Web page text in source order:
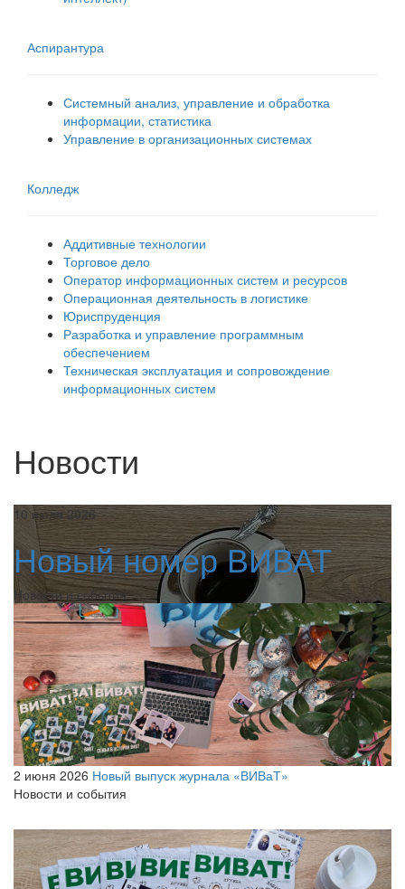
Аспирантура
Системный анализ, управление и обработка
информации, статистика
Управление в организационных системах
Колледж
Аддитивные технологии
Торговое дело
Оператор информационных систем и ресурсов
Операционная деятельность в логистике
Юриспруденция
Разработка и управление программным
обеспечением
Техническая эксплуатация и сопровождение
информационных систем
Новости
10 июля 2026
Новый номер ВИВАТ
Новости и события
2 июня 2026 Новый выпуск журнала «ВИВаТ»
Новости и события